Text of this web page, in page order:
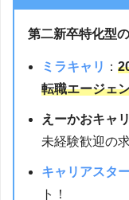
第二新卒特化型
ミラキャリ ：
転職エージェ
えーかおキャ
未経験歓迎の
キャリアスタ
ト！